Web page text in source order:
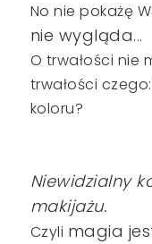
No nie pokażę
nie wygląda...
O trwałości nie
trwałości
koloru?
Niewidzialny
makijażu.
Czyli magia